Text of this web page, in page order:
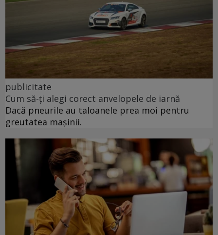
publicitate
Cum să-ți alegi corect anvelopele de iarnă
Dacă pneurile au taloanele prea moi pentru
greutatea mașinii.